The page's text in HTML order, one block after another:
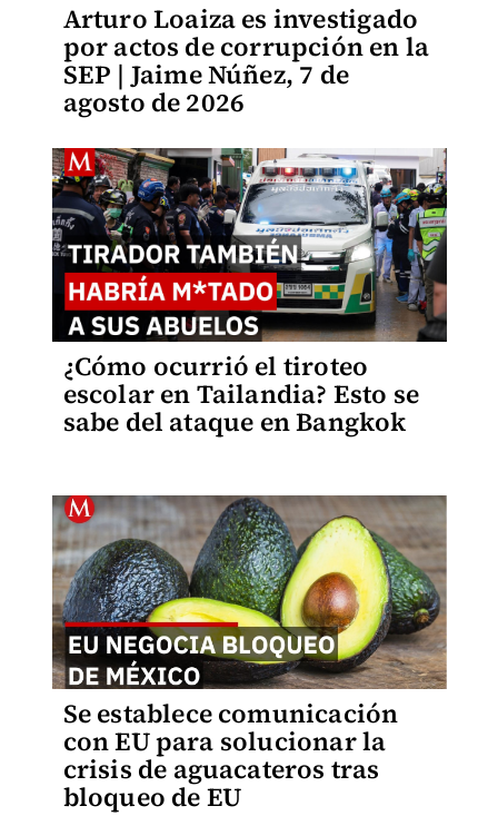
Arturo Loaiza es investigado
por actos de corrupción en la
SEP | Jaime Núñez, 7 de
agosto de 2026
¿Cómo ocurrió el tiroteo
escolar en Tailandia? Esto se
sabe del ataque en Bangkok
Se establece comunicación
con EU para solucionar la
crisis de aguacateros tras
bloqueo de EU